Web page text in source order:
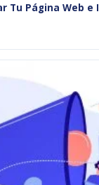
Tu Página Web e